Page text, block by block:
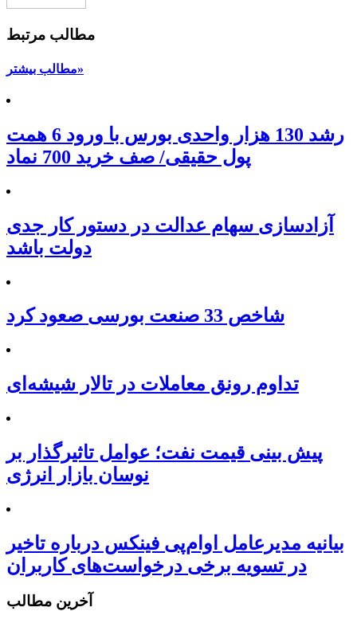
مطالب مرتبط
مطالب بیشتر»
رشد 130 هزار واحدی بورس با ورود 6 همت
پول حقیقی/ صف خرید 700 نماد
آزادسازی سهام عدالت در دستور کار جدی
دولت باشد
شاخص 33 صنعت بورسی صعود کرد
تداوم رونق معاملات در تالار شیشه‌ای
پیش بینی قیمت نفت؛ عوامل تاثیرگذار بر
نوسان بازار انرژی
بیانیه مدیرعامل او‌ام‌پی فینکس درباره تاخیر
در تسویه برخی درخواست‌های کاربران
آخرین مطالب